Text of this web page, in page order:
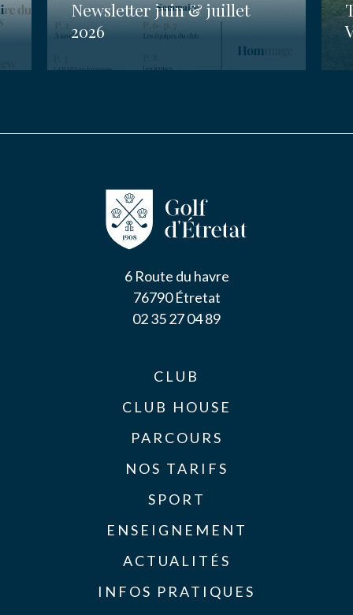
Newsletter juin & juillet
2026
6 Route du havre
76790 Étretat
02 35 27 04 89
CLUB
CLUB HOUSE
PARCOURS
NOS TARIFS
SPORT
ENSEIGNEMENT
ACTUALITÉS
INFOS PRATIQUES